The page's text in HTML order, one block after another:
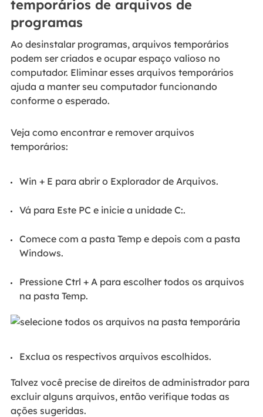
temporários de arquivos de
programas
Ao desinstalar programas, arquivos temporários
podem ser criados e ocupar espaço valioso no
computador. Eliminar esses arquivos temporários
ajuda a manter seu computador funcionando
conforme o esperado.
Veja como encontrar e remover arquivos
temporários:
Win + E para abrir o Explorador de Arquivos.
Vá para Este PC e inicie a unidade C:.
Comece com a pasta Temp e depois com a pasta
Windows.
Pressione Ctrl + A para escolher todos os arquivos
na pasta Temp.
Exclua os respectivos arquivos escolhidos.
Talvez você precise de direitos de administrador para
excluir alguns arquivos, então verifique todas as
ações sugeridas.